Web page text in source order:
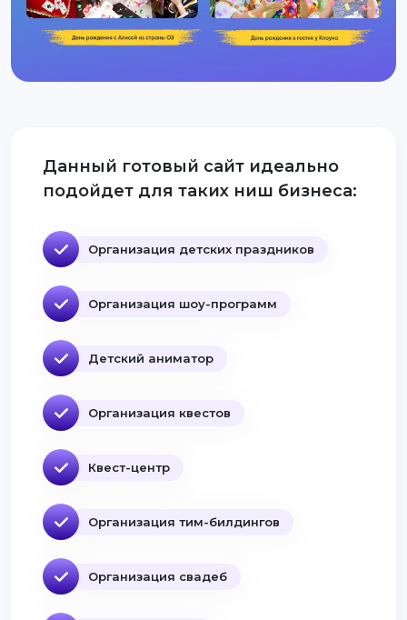
Данный готовый сайт идеально
подойдет для таких ниш бизнеса:
Организация детских праздников
Организация шоу-программ
Детский аниматор
Организация квестов
Квест-центр
Организация тим-билдингов
Организация свадеб